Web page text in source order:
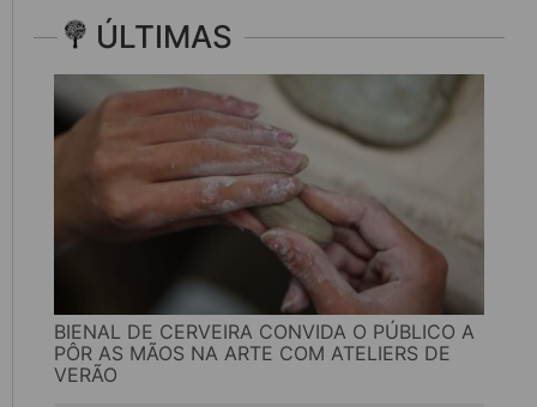
ÚLTIMAS
BIENAL DE CERVEIRA CONVIDA O PÚBLICO A
PÔR AS MÃOS NA ARTE COM ATELIERS DE
VERÃO